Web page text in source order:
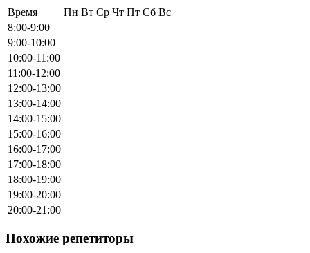
Время Пн Вт Ср Чт Пт Сб Вс
8:00-9:00
9:00-10:00
10:00-11:00
11:00-12:00
12:00-13:00
13:00-14:00
14:00-15:00
15:00-16:00
16:00-17:00
17:00-18:00
18:00-19:00
19:00-20:00
20:00-21:00
Похожие репетиторы